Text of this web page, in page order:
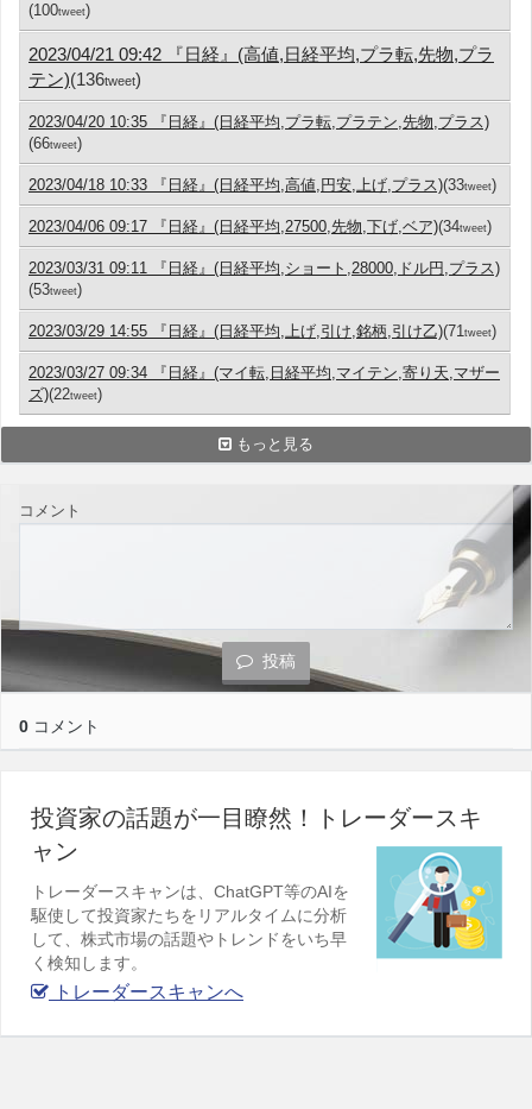
(100tweet)
2023/04/21 09:42 『日経』(高値,日経平均,プラ転,先物,プラ
テン)(136tweet)
2023/04/20 10:35 『日経』(日経平均,プラ転,プラテン,先物,プラス)
(66tweet)
2023/04/18 10:33 『日経』(日経平均,高値,円安,上げ,プラス)(33tweet)
2023/04/06 09:17 『日経』(日経平均,27500,先物,下げ,ベア)(34tweet)
2023/03/31 09:11 『日経』(日経平均,ショート,28000,ドル円,プラス)
(53tweet)
2023/03/29 14:55 『日経』(日経平均,上げ,引け,銘柄,引け乙)(71tweet)
2023/03/27 09:34 『日経』(マイ転,日経平均,マイテン,寄り天,マザー
ズ)(22tweet)
もっと見る
コメント
投稿
0 コメント
投資家の話題が一目瞭然！トレーダースキ
ャン
トレーダースキャンは、ChatGPT等のAIを
駆使して投資家たちをリアルタイムに分析
して、株式市場の話題やトレンドをいち早
く検知します。
トレーダースキャンへ